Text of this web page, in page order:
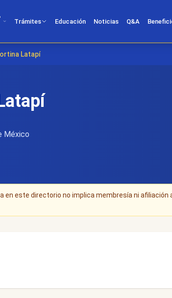
Trámites Educación Noticias Q&A
Latapí
México
este directorio no implica membresía ni afiliación